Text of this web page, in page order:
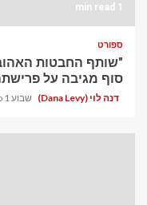
1 min read
ספורט
"שותף החבטות האהוב
סוף מגיבה על
דנה לוי (Dana Levy) שבוע 1 ago